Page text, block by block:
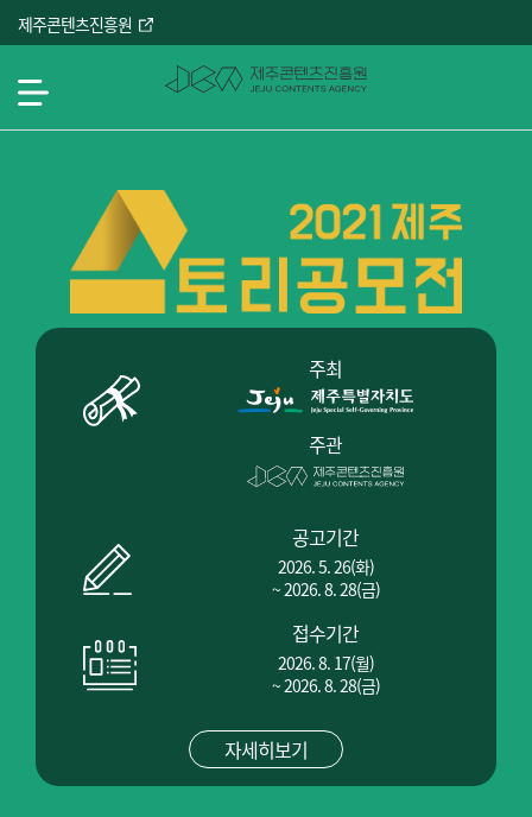
본
문
로
가
기
제주콘텐츠진흥원
메뉴열기
메인페이지
주최
주관
공고기간
2026. 5. 26(화)
~ 2026. 8. 28(금)
접수기간
2026. 8. 17(월)
~ 2026. 8. 28(금)
자세히보기